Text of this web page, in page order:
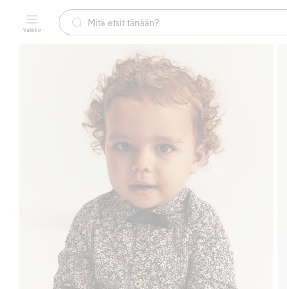
Valikko